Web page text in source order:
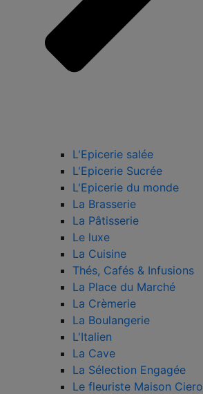
L'Epicerie salée
L'Epicerie Sucrée
L'Epicerie du monde
La Brasserie
La Pâtisserie
Le luxe
La Cuisine
Thés, Cafés & Infusions
La Place du Marché
La Crèmerie
La Boulangerie
L'Italien
La Cave
La Sélection Engagée
Le fleuriste Maison Ciero